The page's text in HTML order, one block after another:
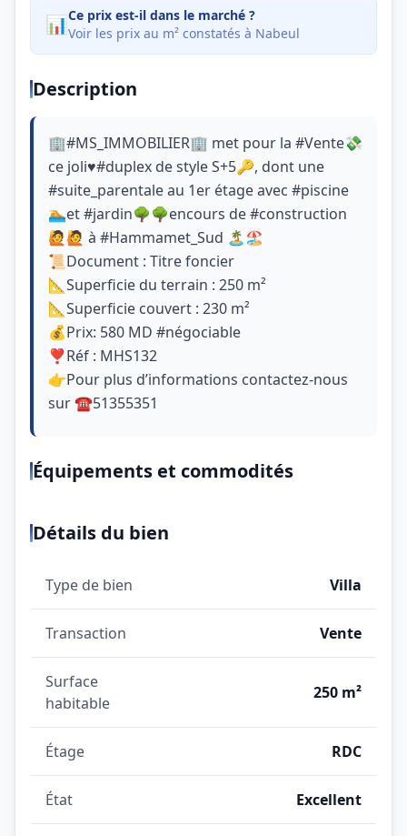
📊Ce prix est-il dans le marché ?
Voir les prix au m² constatés à Nabeul
Description
🏢#MS_IMMOBILIER🏢 met pour la #Vente💸
ce joli♥️#duplex de style S+5🔑, dont une
#suite_parentale au 1er étage avec #piscine
🏊et #jardin🌳🌳encours de #construction
🙋🙋 à #Hammamet_Sud 🏝🏖
📜Document : Titre foncier
📐Superficie du terrain : 250 m²
📐Superficie couvert : 230 m²
💰Prix: 580 MD #négociable
❣️Réf : MHS132
👉Pour plus d’informations contactez-nous
sur ☎51355351
Équipements et commodités
Détails du bien
Type de bien Villa
Transaction Vente
Surface
habitable
250 m²
Étage RDC
État Excellent